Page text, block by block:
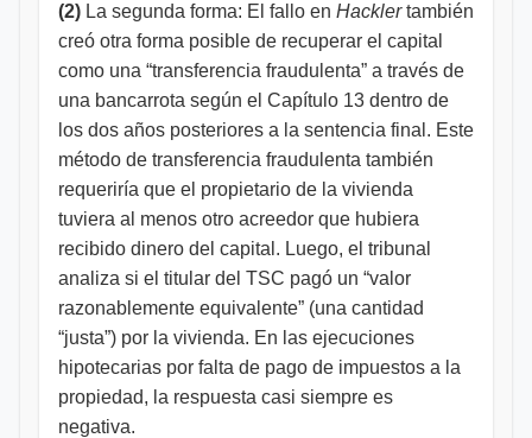
(2) La segunda forma: El fallo en Hacklertambién
creó otra forma posible de recuperar el capital
como una “transferencia fraudulenta” a través de
una bancarrota según el Capítulo 13 dentro de
los dos años posteriores a la sentencia final. Este
método de transferencia fraudulenta también
requeriría que el propietario de la vivienda
tuviera al menos otro acreedor que hubiera
recibido dinero del capital. Luego, el tribunal
analiza si el titular del TSC pagó un “valor
razonablemente equivalente” (una cantidad
“justa”) por la vivienda. En las ejecuciones
hipotecarias por falta de pago de impuestos a la
propiedad, la respuesta casi siempre es
negativa.